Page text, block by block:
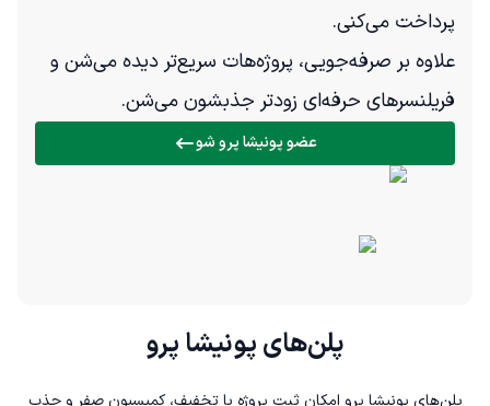
پرداخت می‌کنی.
علاوه بر صرفه‌جویی، پروژه‌هات سریع‌تر دیده می‌شن و
فریلنسرهای حرفه‌ای زودتر جذبشون می‌شن.
عضو پونیشا پرو شو
پلن‌های پونیشا پرو
پلن‌های پونیشا پرو امکان ثبت پروژه با تخفیف، کمیسیون صفر و جذب